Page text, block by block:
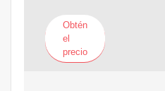
Obtén
el
precio